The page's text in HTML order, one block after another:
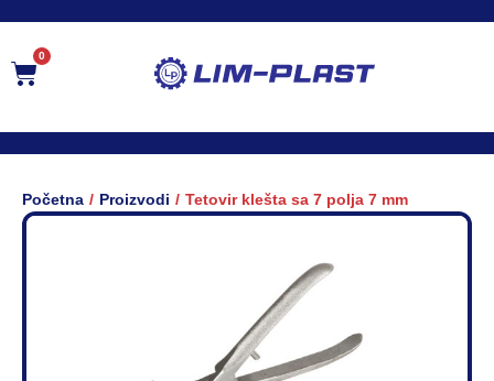
0
Početna / Proizvodi / Tetovir klešta sa 7 polja 7 mm